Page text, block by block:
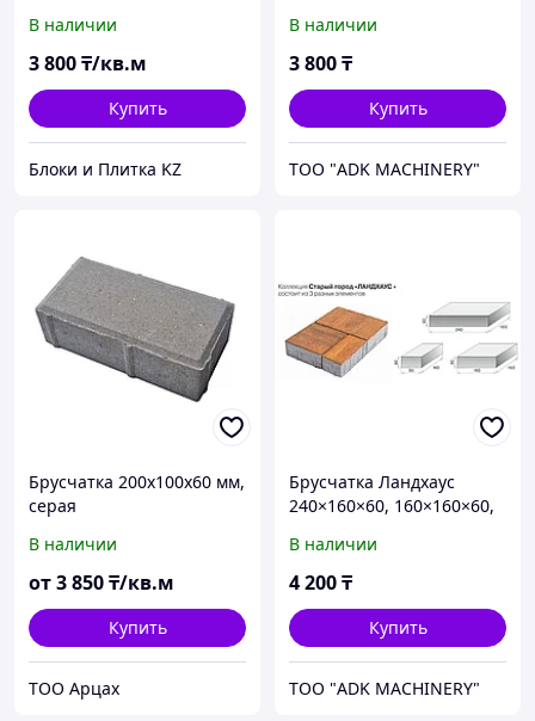
В наличии
3 800₸/кв.м
Купить
Блоки и Плитка KZ
В наличии
3 800₸
Купить
ТОО "ADK MACHINERY"
Брусчатка 200х100х60 мм,
серая
В наличии
от3 850₸/кв.м
Купить
ТОО Арцах
Брусчатка Ландхаус
240×160×60, 160×160×60,
В наличии
4 200₸
Купить
ТОО "ADK MACHINERY"